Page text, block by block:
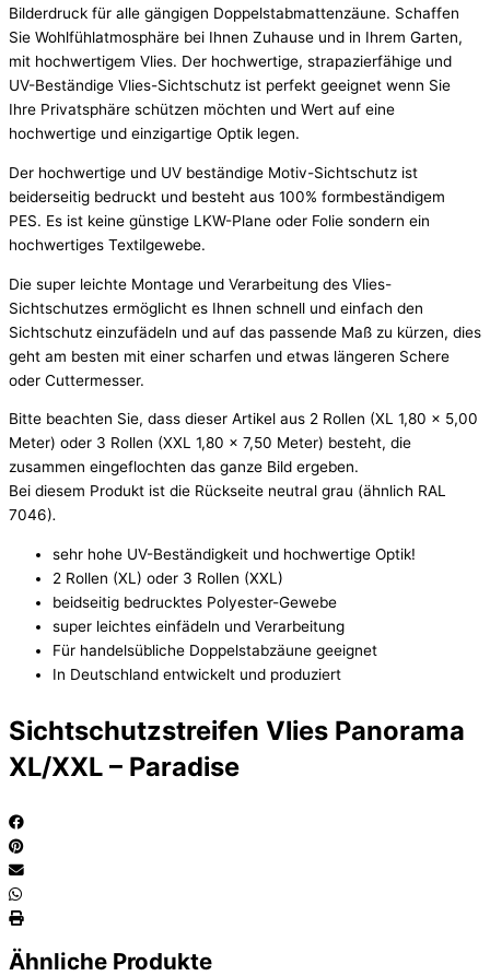
Bilderdruck für alle gängigen Doppelstabmattenzäune. Schaffen
Sie Wohlfühlatmosphäre bei Ihnen Zuhause und in Ihrem Garten,
mit hochwertigem Vlies. Der hochwertige, strapazierfähige und
UV-Beständige Vlies-Sichtschutz ist perfekt geeignet wenn Sie
Ihre Privatsphäre schützen möchten und Wert auf eine
hochwertige und einzigartige Optik legen.
Der hochwertige und UV beständige Motiv-Sichtschutz ist
beiderseitig bedruckt und besteht aus 100% formbeständigem
PES. Es ist keine günstige LKW-Plane oder Folie sondern ein
hochwertiges Textilgewebe.
Die super leichte Montage und Verarbeitung des Vlies-
Sichtschutzes ermöglicht es Ihnen schnell und einfach den
Sichtschutz einzufädeln und auf das passende Maß zu kürzen, dies
geht am besten mit einer scharfen und etwas längeren Schere
oder Cuttermesser.
Bitte beachten Sie, dass dieser Artikel aus 2 Rollen (XL 1,80 x 5,00
Meter) oder 3 Rollen (XXL 1,80 x 7,50 Meter) besteht, die
zusammen eingeflochten das ganze Bild ergeben.
Bei diesem Produkt ist die Rückseite neutral grau (ähnlich RAL
7046).
sehr hohe UV-Beständigkeit und hochwertige Optik!
2 Rollen (XL) oder 3 Rollen (XXL)
beidseitig bedrucktes Polyester-Gewebe
super leichtes einfädeln und Verarbeitung
Für handelsübliche Doppelstabzäune geeignet
In Deutschland entwickelt und produziert
Sichtschutzstreifen Vlies Panorama
XL/XXL – Paradise
Ähnliche Produkte